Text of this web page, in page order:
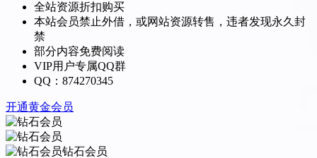
全站资源折扣购买
本站会员禁止外借，或网站资源转售，违者发现永久封
禁
部分内容免费阅读
VIP用户专属QQ群
QQ：874270345
开通黄金会员
钻石会员